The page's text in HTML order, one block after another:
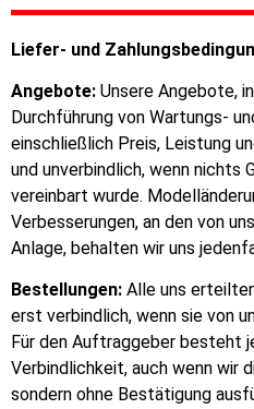
Liefer- und
Angebote: Unsere Angebote,
Durchführung von Wartungs-
einschließlich Preis, Leistung
und unverbindlich, wenn nichts
vereinbart wurde.
Verbesserungen, an den von
Anlage, behalten wir uns
Bestellungen: Alle uns
erst verbindlich, wenn sie von
Für den Auftraggeber besteht
Verbindlichkeit, auch wenn wir
sondern ohne Bestätigung